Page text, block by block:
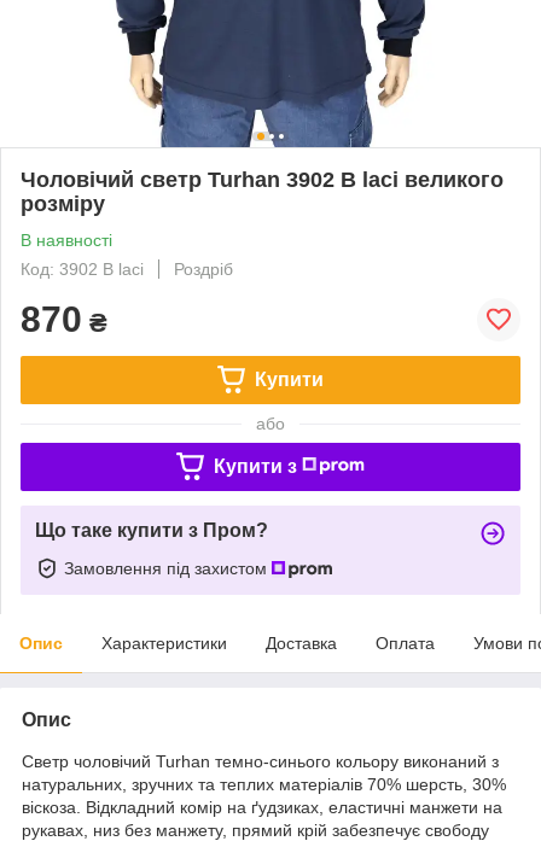
Чоловічий светр Turhan 3902 B laci великого
розміру
В наявності
Код: 3902 B laci
Роздріб
870 ₴
Купити
або
Купити з
Що таке купити з Пром?
Замовлення під захистом
Опис Характеристики Доставка Оплата Умови
Опис
Светр чоловічий Turhan темно-синього кольору виконаний з
натуральних, зручних та теплих матеріалів 70% шерсть, 30%
віскоза. Відкладний комір на ґудзиках, еластичні манжети на
рукавах, низ без манжету, прямий крій забезпечує свободу